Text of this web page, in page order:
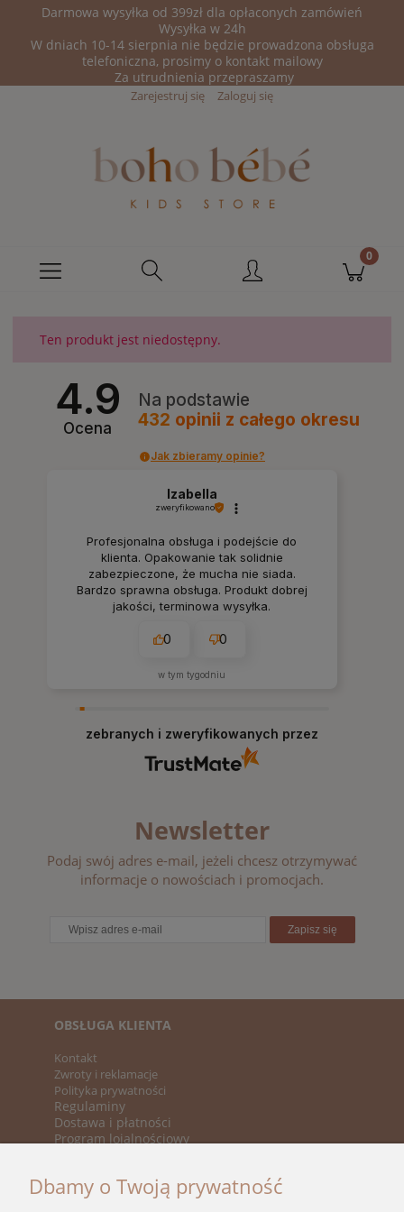
Darmowa wysyłka od 399zł dla opłaconych zamówień
Wysyłka w 24h
W dniach 10-14 sierpnia nie będzie prowadzona obsługa
telefoniczna, prosimy o kontakt mailowy
Za utrudnienia przepraszamy
Zarejestruj się Zaloguj się
Ten produkt jest niedostępny.
4.9
Ocena
Na podstawie
432 opinii z całego okresu
Jak zbieramy opinie?
Izabella
zweryfikowano
Profesjonalna obsługa i podejście do
klienta. Opakowanie tak solidnie
zabezpieczone, że mucha nie siada.
Bardzo sprawna obsługa. Produkt dobrej
jakości, terminowa wysyłka.
0 0
w tym tygodniu
zebranych i zweryfikowanych przez
Newsletter
Podaj swój adres e-mail, jeżeli chcesz otrzymywać
informacje o nowościach i promocjach.
Zapisz się
OBSŁUGA KLIENTA
Kontakt
Zwroty i reklamacje
Polityka prywatności
Regulaminy
Dostawa i płatności
Program lojalnościowy
Nowości
Dbamy o Twoją prywatność